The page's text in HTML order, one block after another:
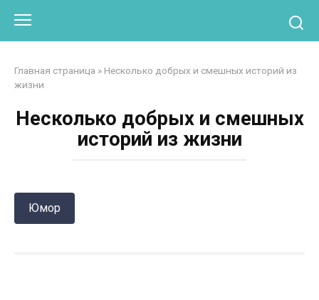
контенту
Главная страница » Несколько добрых и смешных историй из
жизни
Несколько добрых и смешных
историй из жизни
Юмор